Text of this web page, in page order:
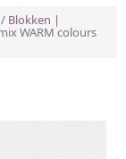
/ Blokken |
WARM colours